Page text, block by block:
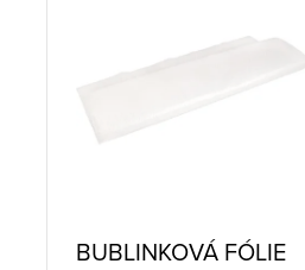
BUBLINKOVÁ FÓLIE